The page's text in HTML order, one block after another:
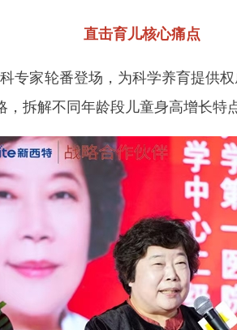
直击育儿核心痛点
家轮番登场，为科学养育提供权
，拆解不同年龄段儿童身高增长特